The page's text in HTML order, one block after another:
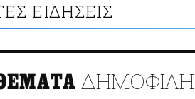
ΕΙΔΗΣΕΙΣ
ΔΗΜΟΦΙΛΗ